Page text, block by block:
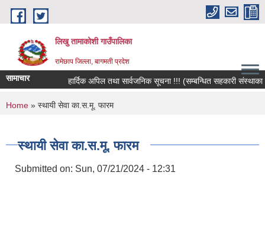
Skip to main content
लिखु तामाकोशी गाउँपालिका
रामेछाप जिल्ला, बागमती प्रदेश
सामाचार हार्दिक अपिल तथा सार्वजनिक सूचना !!! (सम्बन्धित सहकारी संस्थाका
You are here
Home » स्थायी सेवा का.स.मू. फारम
स्थायी सेवा का.स.मू. फारम
Submitted on: Sun, 07/21/2024 - 12:31